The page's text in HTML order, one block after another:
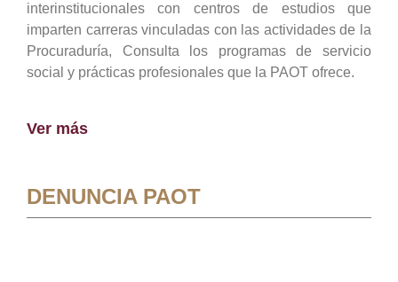
interinstitucionales con centros de estudios que
imparten carreras vinculadas con las actividades de la
Procuraduría, Consulta los programas de servicio
social y prácticas profesionales que la PAOT ofrece.
Ver más
DENUNCIA PAOT